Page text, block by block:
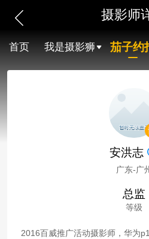
摄影师
首页 我是摄影狮 茄子约
安洪志
广东-广
总监
等级
2016百威推广活动摄影师，华为